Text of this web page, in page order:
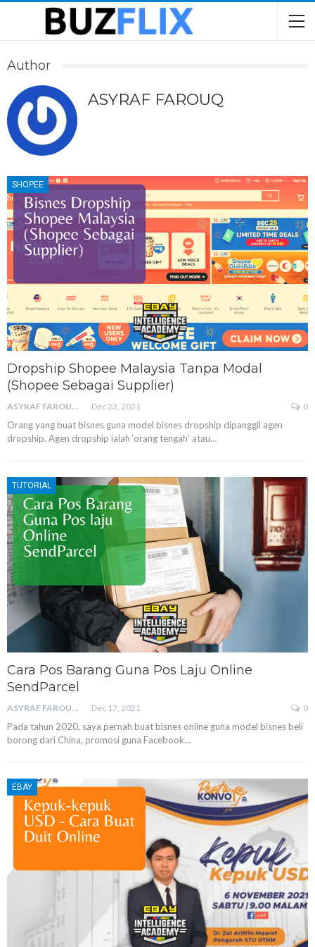
Author
ASYRAF FAROUQ
SHOPEE
Dropship Shopee Malaysia Tanpa Modal
(Shopee Sebagai Supplier)
ASYRAF FAROUQ Dec 23, 2021 0
Orang yang buat bisnes guna model bisnes dropship dipanggil agen
dropship. Agen dropship ialah ‘orang tengah’ atau…
TUTORIAL
Cara Pos Barang Guna Pos Laju Online
SendParcel
ASYRAF FAROUQ Dec 17, 2021 0
Pada tahun 2020, saya pernah buat bisnes online guna model bisnes beli
borong dari China, promosi guna Facebook…
EBAY